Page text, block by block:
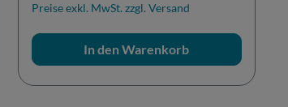
Preise exkl. MwSt. zzgl. Versand
In den Warenkorb